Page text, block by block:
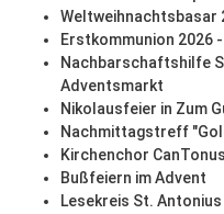
Weltweihnachtsbasar
Erstkommunion 2026
Nachbarschaftshilfe
Adventsmarkt
Nikolausfeier in Zum
Nachmittagstreff
Kirchenchor CanTonus
Bußfeiern im Advent
Lesekreis St. Antonius